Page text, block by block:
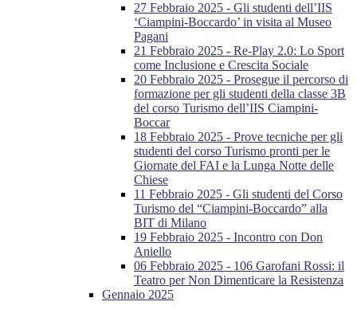
27 Febbraio 2025 - Gli studenti dell’IIS
‘Ciampini-Boccardo’ in visita al Museo
Pagani
21 Febbraio 2025 - Re-Play 2.0: Lo Sport
come Inclusione e Crescita Sociale
20 Febbraio 2025 - Prosegue il percorso di
formazione per gli studenti della classe 3B
del corso Turismo dell’IIS Ciampini-
Boccar
18 Febbraio 2025 - Prove tecniche per gli
studenti del corso Turismo pronti per le
Giornate del FAI e la Lunga Notte delle
Chiese
11 Febbraio 2025 - Gli studenti del Corso
Turismo del “Ciampini-Boccardo” alla
BIT di Milano
19 Febbraio 2025 - Incontro con Don
Aniello
06 Febbraio 2025 - 106 Garofani Rossi: il
Teatro per Non Dimenticare la Resistenza
Gennaio 2025